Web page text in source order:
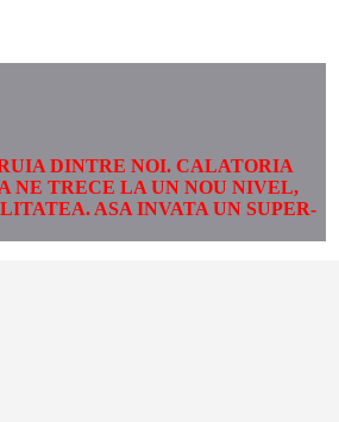
DINTRE NOI. CALATORIA
NE TRECE LA UN NOU NIVEL,
ASA INVATA UN SUPER-